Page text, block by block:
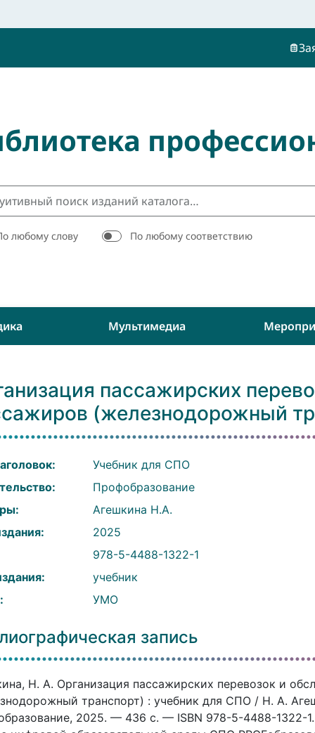
любому слову По любому соответствию
Мультимедиа
пассажирских
(железнодорожный
Учебник для СПО
Профобразование
Агешкина Н.А.
2025
978-5-4488-1322-1
учебник
УМО
запись
Н. А. Организация пассажирских перевозок и
транспорт) : учебник для СПО / Н. А.
2025. — 436 c. — ISBN 978-5-4488-1322-